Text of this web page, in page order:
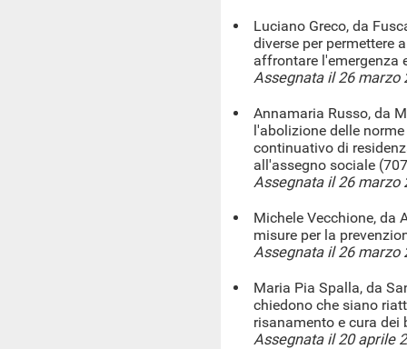
Luciano Greco, da
diverse per permettere
affrontare l'emergenza
Assegnata il 26 marzo
Annamaria Russo, da
l'abolizione delle
continuativo di
all'assegno sociale
Assegnata il 26 marzo
Michele Vecchione, da
misure per la
Assegnata il 26 marzo
Maria Pia Spalla, da
chiedono che siano
risanamento e cura
Assegnata il 20 aprile